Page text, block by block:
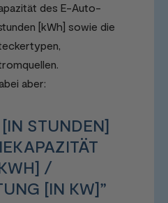
des E-Auto-
[kWh] sowie die
aber:
STUNDEN]
/
[IN KW]”